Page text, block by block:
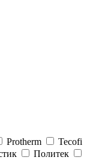
Protherm
Tecofi
Политек